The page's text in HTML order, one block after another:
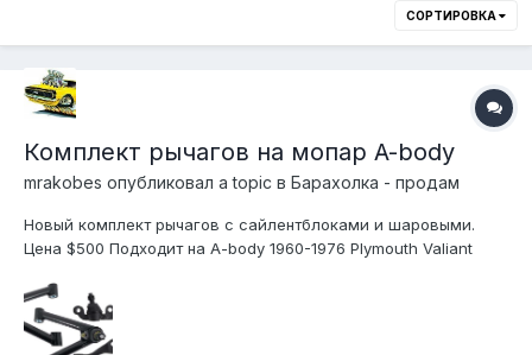
СОРТИРОВКА
Комплект рычагов на мопар A-body
mrakobes опубликовал a topic в Барахолка - продам
Новый комплект рычагов с сайлентблоками и шаровыми.
Цена $500 Подходит на A-body 1960-1976 Plymouth Valiant
DeSoto Rebel 1963-1976 Dodge Dart 1964-1969 Plymount
Barracuda 1971-1976 Plymouth Scamp 1970-1976 Plymouth
Duster...